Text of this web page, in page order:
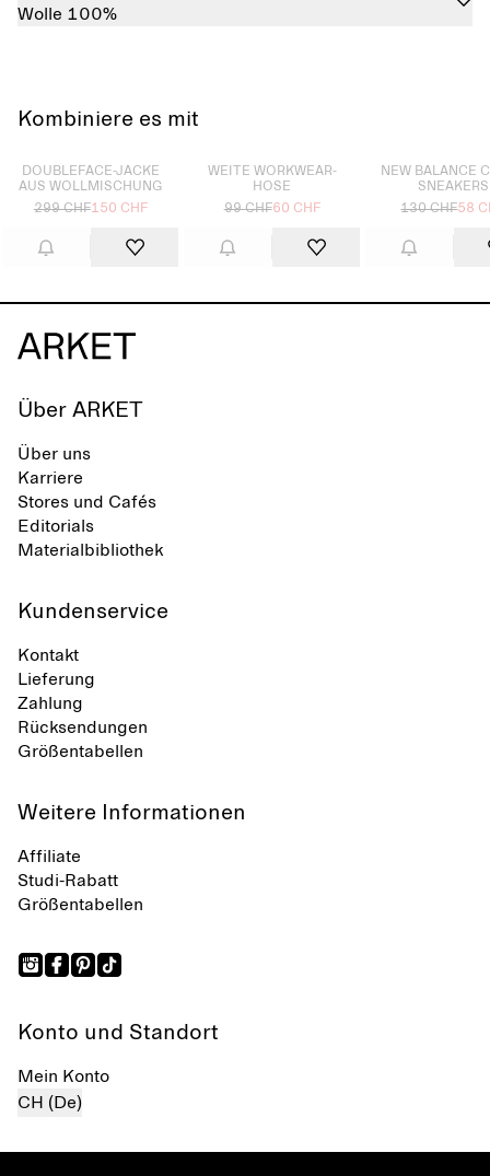
Wolle 100%
Kombiniere es mit
DOUBLEFACE-JACKE
AUS WOLLMISCHUNG
299 CHF150 CHF
WEITE WORKWEAR-
HOSE
99 CHF60 CHF
NEW BALANCE
SNEAKERS
130 CHF58
Über ARKET
Über uns
Karriere
Stores und Cafés
Editorials
Materialbibliothek
Kundenservice
Kontakt
Lieferung
Zahlung
Rücksendungen
Größentabellen
Weitere Informationen
Affiliate
Studi-Rabatt
Größentabellen
Konto und Standort
Mein Konto
CH (De)